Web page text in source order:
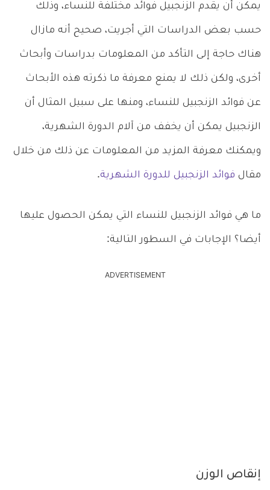
يمكن أن يقدم الزنجبيل فوائد مختلفة للنساء، وذلك
حسب بعض الدراسات التي أجريت، صحيح أنه مازال
هناك حاجة إلى التأكد من المعلومات بدراسات وأبحاث
أخرى، ولكن ذلك لا يمنع معرفة ما ذكرته هذه الأبحاث
عن فوائد الزنجبيل للنساء، ومنها على سبيل المثال أن
الزنجبيل يمكن أن يخفف من آلام الدورة الشهرية،
ويمكنك معرفة المزيد من المعلومات عن ذلك من خلال
مقال فوائد الزنجبيل للدورة الشهرية.
ما هي فوائد الزنجبيل للنساء التي يمكن الحصول عليها
أيضا؟ الإجابات في السطور التالية:
ADVERTISEMENT
إنقاص الوزن